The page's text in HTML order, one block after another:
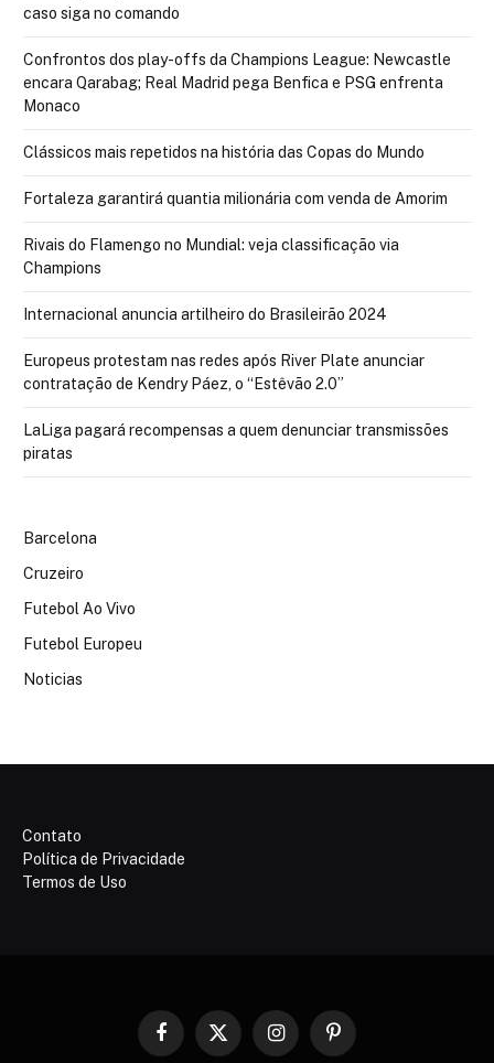
caso siga no comando
Confrontos dos play-offs da Champions League: Newcastle
encara Qarabag; Real Madrid pega Benfica e PSG enfrenta
Monaco
Clássicos mais repetidos na história das Copas do Mundo
Fortaleza garantirá quantia milionária com venda de Amorim
Rivais do Flamengo no Mundial: veja classificação via
Champions
Internacional anuncia artilheiro do Brasileirão 2024
Europeus protestam nas redes após River Plate anunciar
contratação de Kendry Páez, o “Estêvão 2.0”
LaLiga pagará recompensas a quem denunciar transmissões
piratas
Barcelona
Cruzeiro
Futebol Ao Vivo
Futebol Europeu
Noticias
Contato
Política de Privacidade
Termos de Uso
Facebook
X
InstagramPinterest